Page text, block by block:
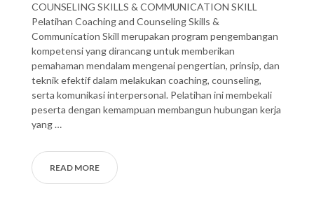
COUNSELING SKILLS & COMMUNICATION SKILL
Pelatihan Coaching and Counseling Skills &
Communication Skill merupakan program pengembangan
kompetensi yang dirancang untuk memberikan
pemahaman mendalam mengenai pengertian, prinsip, dan
teknik efektif dalam melakukan coaching, counseling,
serta komunikasi interpersonal. Pelatihan ini membekali
peserta dengan kemampuan membangun hubungan kerja
yang …
READ MORE